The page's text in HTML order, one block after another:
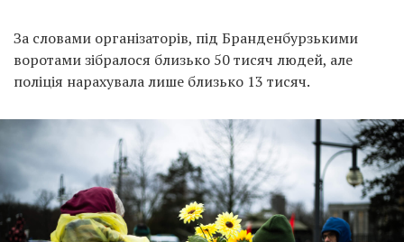
За словами організаторів, під Бранденбурзькими
воротами зібралося близько 50 тисяч людей, але
поліція нарахувала лише близько 13 тисяч.